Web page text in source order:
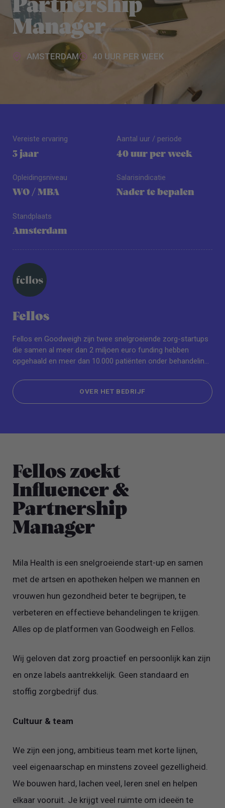
Partnership
Manager
AMSTERDAM 40 UUR PER WEEK
Vereiste ervaring
3 jaar
Opleidingsniveau
WO / MBA
Standplaats
Amsterdam
Aantal uur / periode
40 uur per week
Salarisindicatie
Nader te bepalen
Fellos
Fellos en Goodweigh zijn twee snelgroeiende zorg-startups
die samen al meer dan 2 miljoen euro funding hebben
opgehaald en meer dan 10.000 patiënten onder behandeling
we aan toegankelijke en innovatieve zorgoplossingen die het
verschil maken en de zorg toegankelijker maken.
OVER HET BEDRIJF
Fellos zoekt
Influencer &
Partnership
Manager
Mila Health is een snelgroeiende start-up en samen
met de artsen en apotheken helpen we mannen en
vrouwen hun gezondheid beter te begrijpen, te
verbeteren en effectieve behandelingen te krijgen.
Alles op de platformen van Goodweigh en Fellos.
Wij geloven dat zorg proactief en persoonlijk kan zijn
en onze labels aantrekkelijk. Geen standaard en
stoffig zorgbedrijf dus.
Cultuur & team
We zijn een jong, ambitieus team met korte lijnen,
veel eigenaarschap en minstens zoveel gezelligheid.
We bouwen hard, lachen veel, leren snel en helpen
elkaar vooruit. Je krijgt veel ruimte om ideeën te